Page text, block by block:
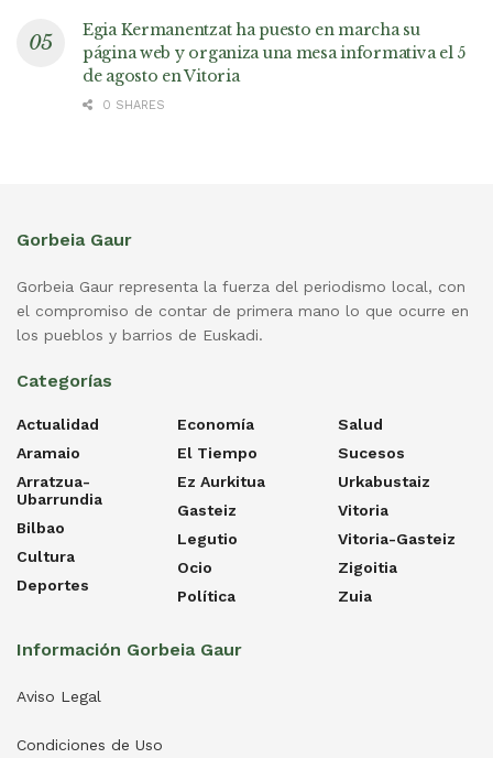
Egia Kermanentzat ha puesto en marcha su
página web y organiza una mesa informativa el 5
de agosto en Vitoria
0 SHARES
Gorbeia Gaur
Gorbeia Gaur representa la fuerza del periodismo local, con
el compromiso de contar de primera mano lo que ocurre en
los pueblos y barrios de Euskadi.
Categorías
Actualidad
Aramaio
Arratzua-
Ubarrundia
Bilbao
Cultura
Deportes
Economía
El Tiempo
Ez Aurkitua
Gasteiz
Legutio
Ocio
Política
Salud
Sucesos
Urkabustaiz
Vitoria
Vitoria-Gasteiz
Zigoitia
Zuia
Información Gorbeia Gaur
Aviso Legal
Condiciones de Uso